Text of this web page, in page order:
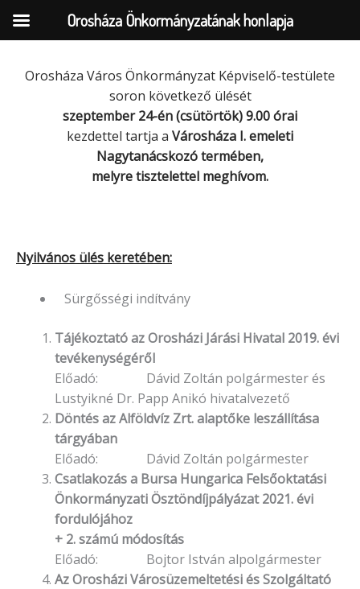
Orosháza Város Önkormányzat Képviselő-testülete
soron következő ülését
szeptember 24-én (csütörtök) 9.00 órai
kezdettel tartja a Városháza I. emeleti
Nagytanácskozó termében,
melyre tisztelettel meghívom.
Nyilvános ülés keretében:
Sürgősségi indítvány
Tájékoztató az Orosházi Járási Hivatal 2019. évi
tevékenységéről
Előadó: Dávid Zoltán polgármester és
Lustyikné Dr. Papp Anikó hivatalvezető
Döntés az Alföldvíz Zrt. alaptőke leszállítása
tárgyában
Előadó: Dávid Zoltán polgármester
Csatlakozás a Bursa Hungarica Felsőoktatási
Önkormányzati Ösztöndíjpályázat 2021. évi
fordulójához
+ 2. számú módosítás
Előadó: Bojtor István alpolgármester
Az Orosházi Városüzemeltetési és Szolgáltató
Orosháza Önkormányzatának honlapja